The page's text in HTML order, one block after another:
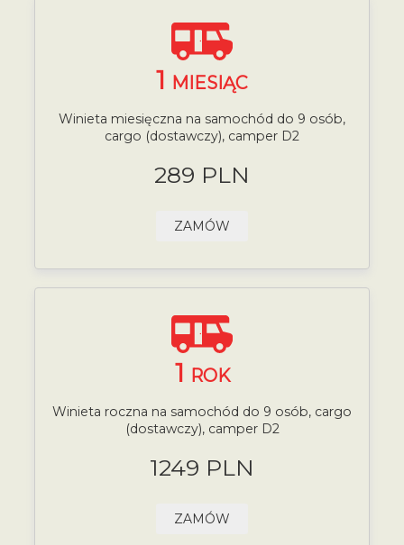
1 MIESIĄC
Winieta miesięczna na samochód do 9 osób,
cargo (dostawczy), camper D2
289 PLN
ZAMÓW
1 ROK
Winieta roczna na samochód do 9 osób, cargo
(dostawczy), camper D2
1249 PLN
ZAMÓW